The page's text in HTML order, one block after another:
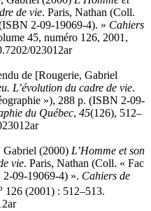
de vie. Paris, Nathan (Coll.
2-09-19069-4). » Cahiers
45, numéro 126, 2001,
023012ar
de [Rougerie, Gabriel
L’évolution du cadre de vie.
»), 288 p. (ISBN 2-09-
du Québec, 45(126), 512–
Gabriel (2000) L’Homme et son
vie. Paris, Nathan (Coll. « Fac
09-19069-4) ». Cahiers de
126 (2001) : 512–513.